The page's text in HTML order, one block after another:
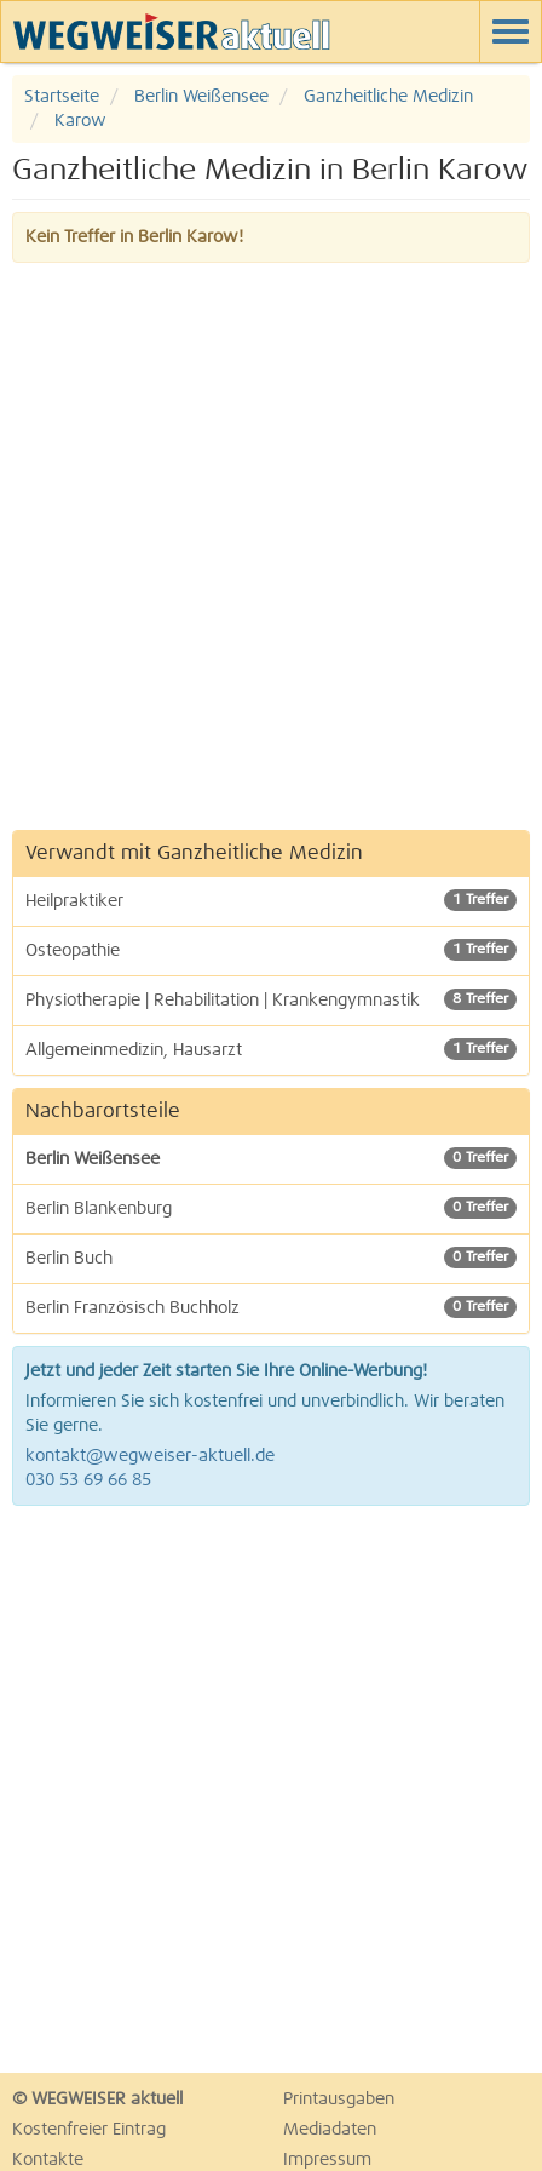
Startseite Berlin Weißensee
Ganzheitliche Medizin
Karow
Ganzheitliche Medizin in Berlin Karow
Kein Treffer in Berlin Karow!
Verwandt mit Ganzheitliche Medizin
1 Treffer
Heilpraktiker
1 Treffer
Osteopathie
8 Treffer
Physiotherapie | Rehabilitation | Krankengymnastik
1 Treffer
Allgemeinmedizin, Hausarzt
Nachbarortsteile
0 Treffer
Berlin Weißensee
0 Treffer
Berlin Blankenburg
0 Treffer
Berlin Buch
0 Treffer
Berlin Französisch Buchholz
Jetzt und jeder Zeit starten Sie Ihre Online-Werbung!
Informieren Sie sich kostenfrei und unverbindlich. Wir beraten
Sie gerne.
kontakt@wegweiser-aktuell.de
030 53 69 66 85
© WEGWEISER aktuell
Printausgaben
Kostenfreier Eintrag
Mediadaten
Kontakte
Impressum